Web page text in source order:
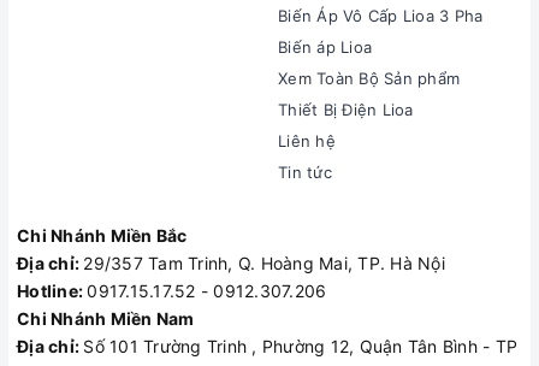
Biến Áp Vô Cấp Lioa 3 Pha
Biến áp Lioa
Xem Toàn Bộ Sản phẩm
Thiết Bị Điện Lioa
Liên hệ
Tin tức
Chi Nhánh Miền Bắc
Địa chỉ: 29/357 Tam Trinh, Q. Hoàng Mai, TP. Hà Nội
Hotline:0917.15.17.52 - 0912.307.206
Chi Nhánh Miền Nam
Địa chỉ: Số 101 Trường Trinh , Phường 12, Quận Tân Bình - TP